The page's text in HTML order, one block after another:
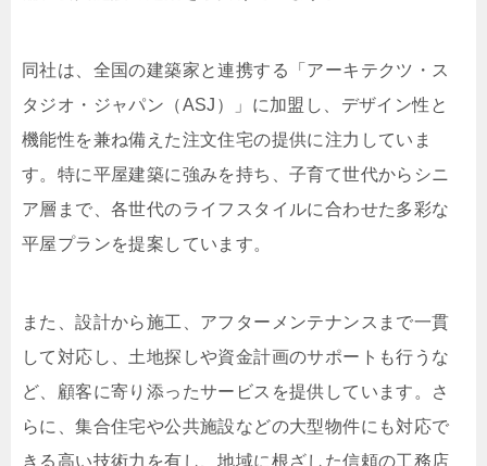
同社は、全国の建築家と連携する「アーキテクツ・ス
タジオ・ジャパン（ASJ）」に加盟し、デザイン性と
機能性を兼ね備えた注文住宅の提供に注力していま
す。特に平屋建築に強みを持ち、子育て世代からシニ
ア層まで、各世代のライフスタイルに合わせた多彩な
平屋プランを提案しています。
また、設計から施工、アフターメンテナンスまで一貫
して対応し、土地探しや資金計画のサポートも行うな
ど、顧客に寄り添ったサービスを提供しています。さ
らに、集合住宅や公共施設などの大型物件にも対応で
きる高い技術力を有し、地域に根ざした信頼の工務店